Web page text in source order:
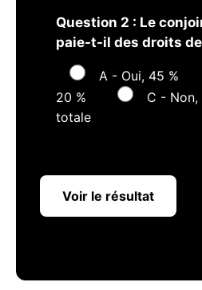
Question 2 : Le
paie-t-il des droits
A - Oui, 45 %
20 %
C -
totale
Voir le résultat